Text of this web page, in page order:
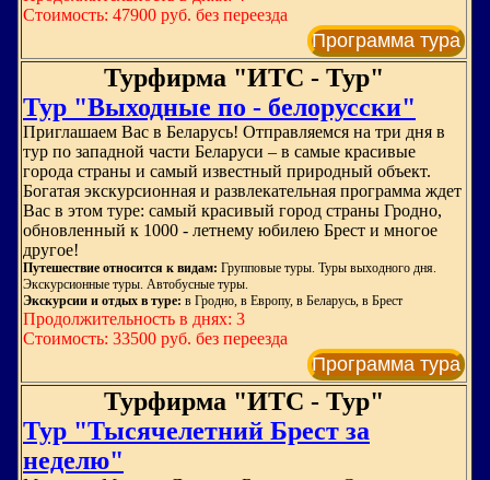
Стоимость: 47900 руб. без переезда
Программа тура
Турфирма "ИТС - Тур"
Тур "Выходные по - белорусски"
Приглашаем Вас в Беларусь! Отправляемся на три дня в
тур по западной части Беларуси – в самые красивые
города страны и самый известный природный объект.
Богатая экскурсионная и развлекательная программа ждет
Вас в этом туре: самый красивый город страны Гродно,
обновленный к 1000 - летнему юбилею Брест и многое
другое!
Путешествие относится к видам: Групповые туры. Туры выходного дня.
Экскурсионные туры. Автобусные туры.
Экскурсии и отдых в туре: в Гродно, в Европу, в Беларусь, в Брест
Продолжительность в днях: 3
Стоимость: 33500 руб. без переезда
Программа тура
Турфирма "ИТС - Тур"
Тур "Тысячелетний Брест за
неделю"